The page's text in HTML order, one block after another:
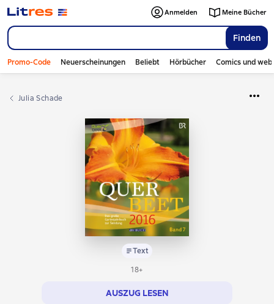
Finden
Anmelden Meine Bücher
Promo-Code Neuerscheinungen Beliebt Hörbücher Comics und
Julia Schade
Text
18+
AUSZUG LESEN